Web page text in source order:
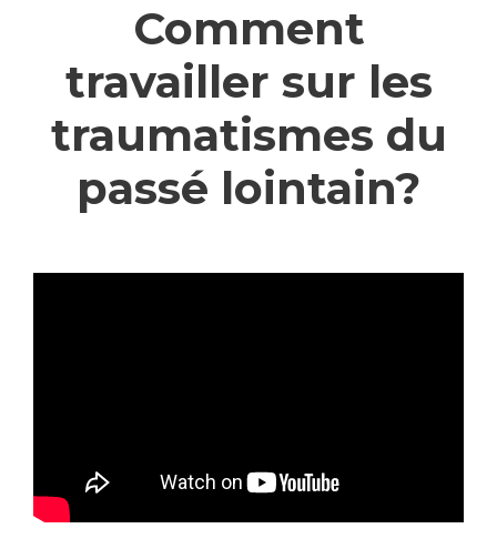
Comment
travailler sur les
traumatismes du
passé lointain?